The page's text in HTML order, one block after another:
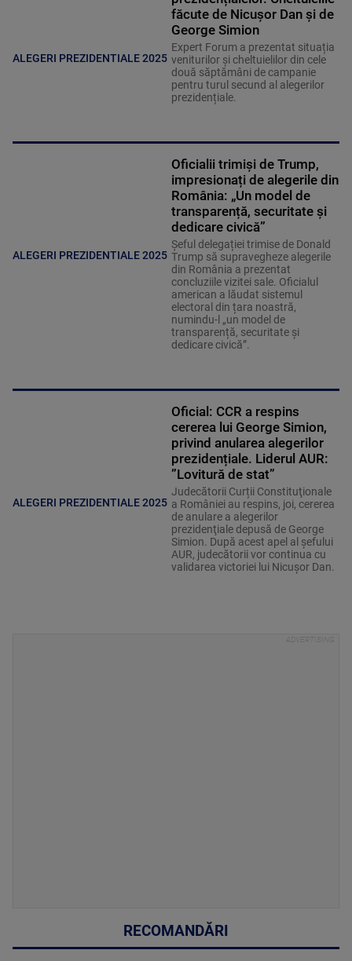
ALEGERI PREZIDENTIALE 2025
făcute de Nicușor Dan și de
George Simion
Expert Forum a prezentat situația
veniturilor și cheltuielilor din cele
două săptămâni de campanie
pentru turul secund al alegerilor
prezidențiale.
ALEGERI PREZIDENTIALE 2025
Oficialii trimiși de Trump,
impresionați de alegerile din
România: „Un model de
transparență, securitate și
dedicare civică”
Șeful delegației trimise de Donald
Trump să supravegheze alegerile
din România a prezentat
concluziile vizitei sale. Oficialul
american a lăudat sistemul
electoral din țara noastră,
numindu-l „un model de
transparență, securitate și
dedicare civică”.
ALEGERI PREZIDENTIALE 2025
Oficial: CCR a respins
cererea lui George Simion,
privind anularea alegerilor
prezidențiale. Liderul AUR:
”Lovitură de stat”
Judecătorii Curții Constituţionale
a României au respins, joi, cererea
de anulare a alegerilor
prezidenţiale depusă de George
Simion. După acest apel al șefului
AUR, judecătorii vor continua cu
validarea victoriei lui Nicușor Dan.
RECOMANDĂRI